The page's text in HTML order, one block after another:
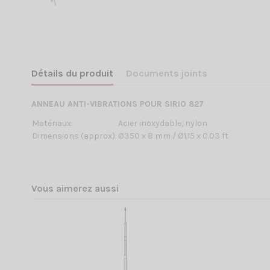
Détails du produit Documents joints
ANNEAU ANTI-VIBRATIONS POUR SIRIO 827
Matériaux:
Acier inoxydable, nylon
Dimensions (approx): Ø350 x 8 mm / Ø1.15 x 0.03 ft
Vous aimerez aussi